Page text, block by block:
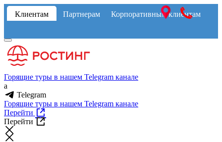
Клиентам Партнерам Корпоративным клиентам
Горящие туры в нашем Telegram канале
a
Telegram
Горящие туры в нашем Telegram канале
Перейти
Перейти